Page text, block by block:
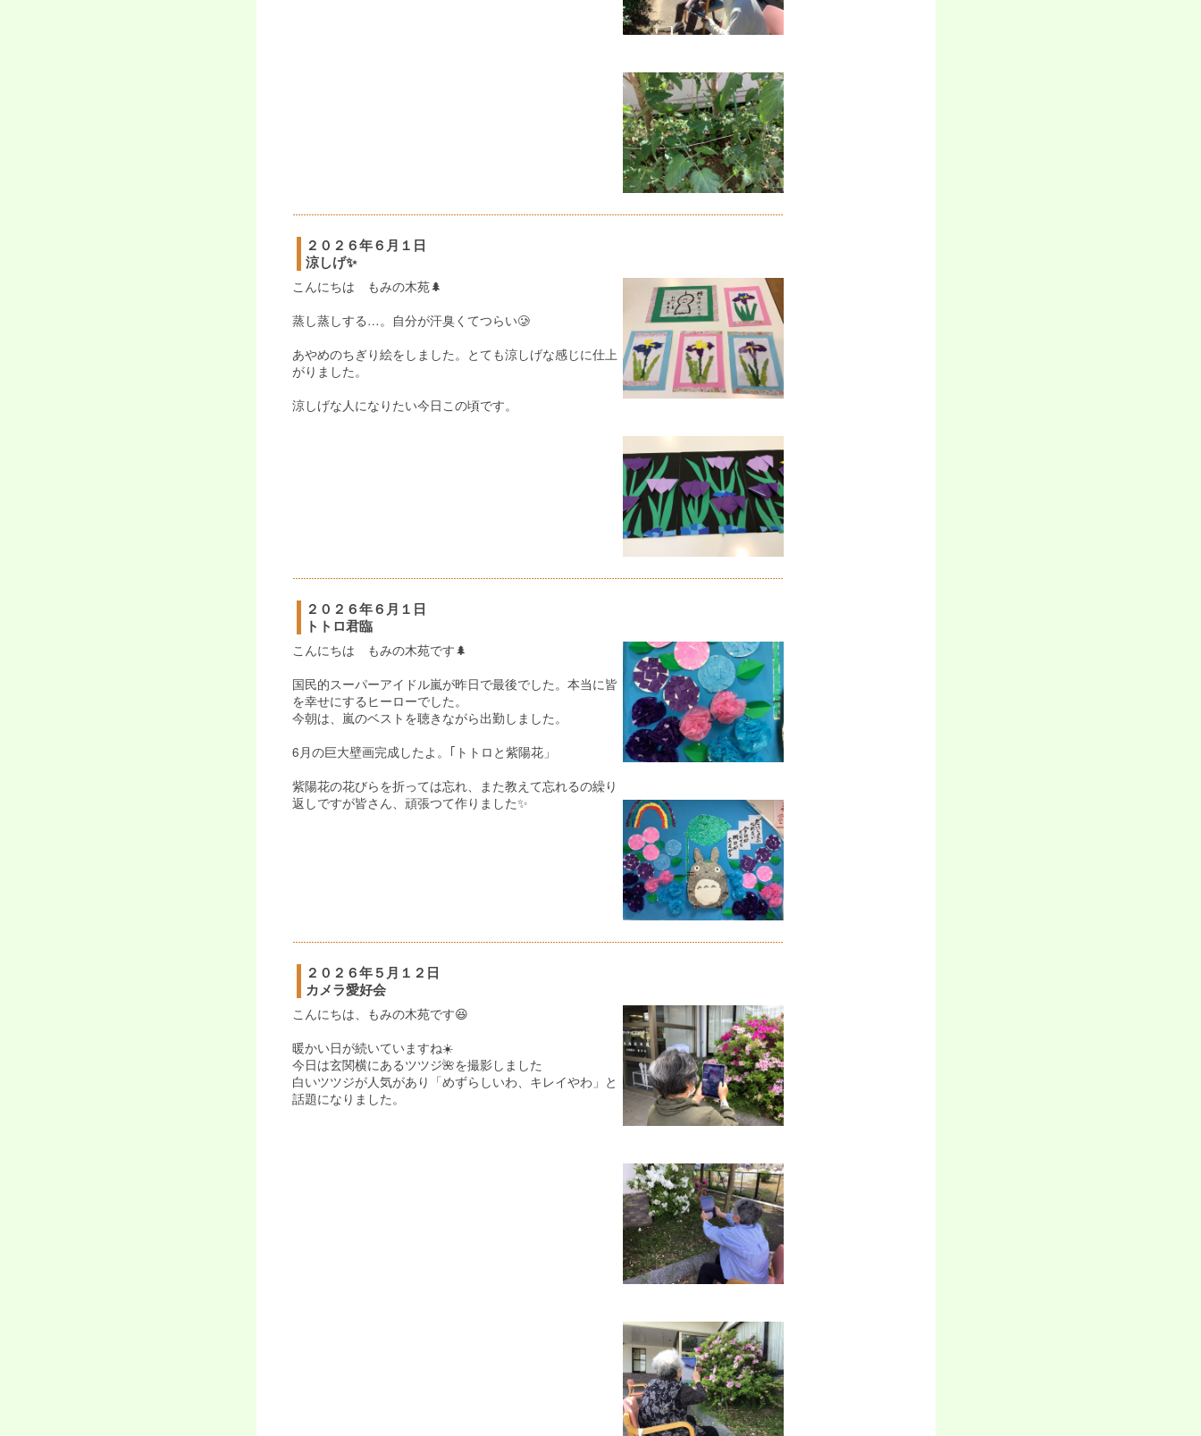
２０２６年６月１日
涼しげ✨
こんにちは もみの木苑🌲
蒸し蒸しする…。自分が汗臭くてつらい🥲
あやめのちぎり絵をしました。とても涼しげな感じに仕上
がりました。
涼しげな人になりたい今日この頃です。
２０２６年６月１日
トトロ君臨
こんにちは もみの木苑です🌲
国民的スーパーアイドル嵐が昨日で最後でした。本当に皆
を幸せにするヒーローでした。
今朝は、嵐のベストを聴きながら出勤しました。
6月の巨大壁画完成したよ。｢トトロと紫陽花」
紫陽花の花びらを折っては忘れ、また教えて忘れるの繰り
返しですが皆さん、頑張つて作りました✨
２０２６年５月１２日
カメラ愛好会
こんにちは、もみの木苑です😆
暖かい日が続いていますね☀️
今日は玄関横にあるツツジ🌺を撮影しました
白いツツジが人気があり「めずらしいわ、キレイやわ」と
話題になりました。